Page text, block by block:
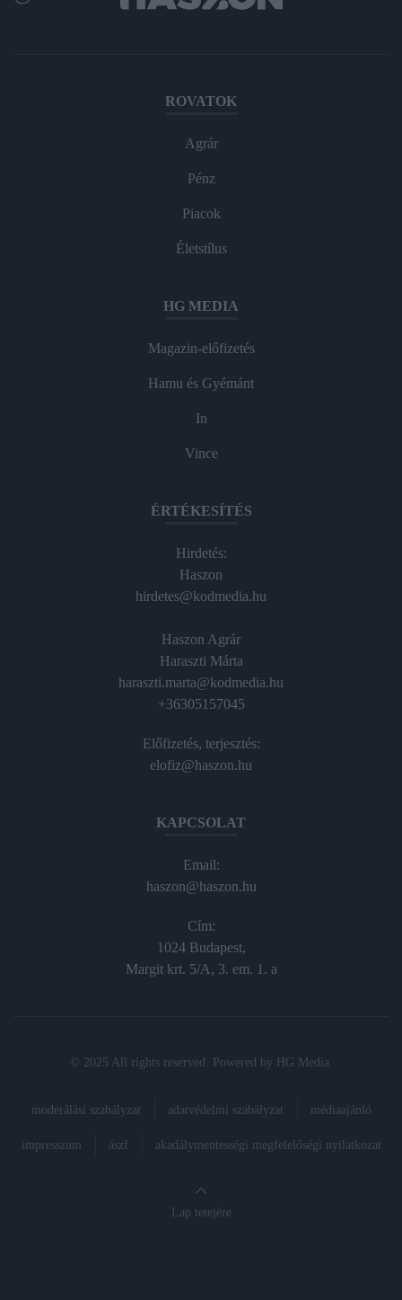
ROVATOK
Agrár
Pénz
Piacok
Életstílus
HG MEDIA
Magazin-előfizetés
Hamu és Gyémánt
In
Vince
ÉRTÉKESÍTÉS
Hirdetés:
Haszon
hirdetes@kodmedia.hu
Haszon Agrár
Haraszti Márta
haraszti.marta@kodmedia.hu
+36305157045
Előfizetés, terjesztés:
elofiz@haszon.hu
KAPCSOLAT
Email:
haszon@haszon.hu
Cím:
1024 Budapest,
Margit krt. 5/A, 3. em. 1. a
© 2025 All rights reserved. Powered by HG Media
moderálási szabályzat adatvédelmi szabályzat médiaajánló
impresszum ászf akadálymentességi megfelelőségi nyilatkozat
Lap tetejére